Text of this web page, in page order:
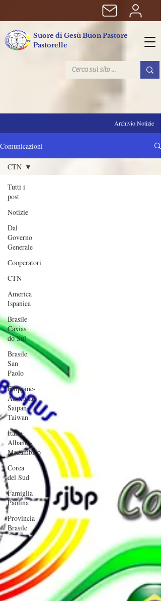
Suore di Gesù Buon Pastore
Pastorelle
Archivio Notizie
Comunicazioni
Tutti i
post
Notizie
Dal
Governo
Generale
Cooperatori
CTN
America
Ispanica
Brasile
Caxias
do Sul
Brasile
San
Paolo
Filippine-
Australia-
Saipan-
Taiwan
Italia-
Albania-
Mozambico
Corea
del Sud
Famiglia
Paolina
Provincia
Brasile
CTN